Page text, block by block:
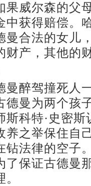
果威尔森的父
中获得赔偿。
曼合法的女儿
财产，其他的
醉驾撞死人一
德曼为两个孩
斯科特·史密
养之举保住自
钻法律的空子
了保证古德曼